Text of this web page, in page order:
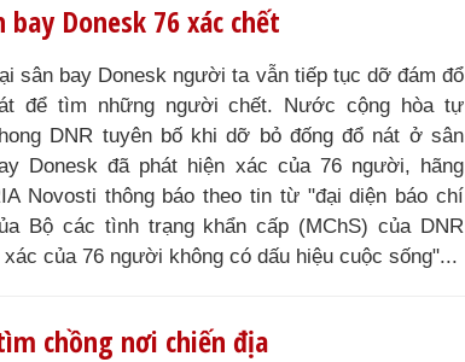
Donesk 76 xác chết
sân bay Donesk người ta vẫn tiếp tục dỡ đám đổ
để tìm những người chết. Nước cộng hòa tự
DNR tuyên bố khi dỡ bỏ đống đổ nát ở sân
Donesk đã phát hiện xác của 76 người, hãng
Novosti thông báo theo tin từ "đại diện báo chí
Bộ các tình trạng khẩn cấp (MChS) của DNR
của 76 người không có dấu hiệu cuộc sống"...
chồng nơi chiến địa